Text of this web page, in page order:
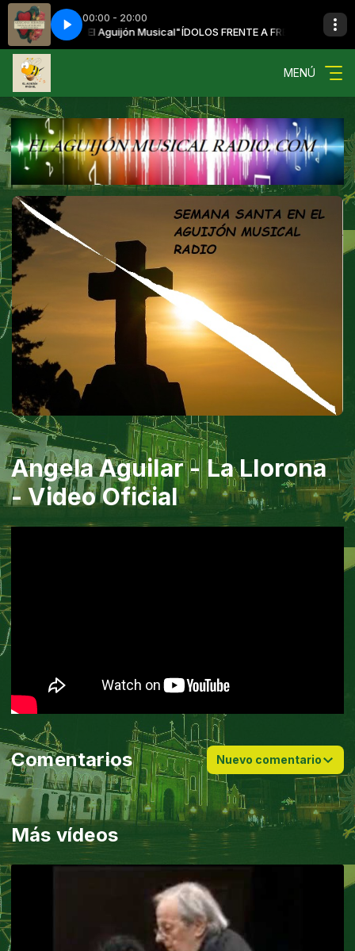
00:00 - 20:00
"El Aguijón Musical"ÍDOLOS FRENTE A FRENTE con Raul Castro
- Mexicana HermosaCarlos Rivera feat Natalia Lafourcade -
MENÚ
Angela Aguilar - La Llorona
- Video Oficial
Más vídeos
Comentarios Nuevo comentario